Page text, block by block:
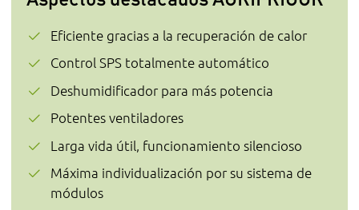
Eficiente gracias a la recuperación de calor
Control SPS totalmente automático
Deshumidificador para más potencia
Potentes ventiladores
Larga vida útil, funcionamiento silencioso
Máxima individualización por su sistema de
módulos